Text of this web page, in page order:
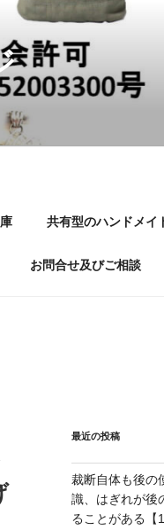
共有型のハンドメイ
お問合せ及びご相談
最近の投稿
裁断自体も後の
識、はぎれが後
ることがある【